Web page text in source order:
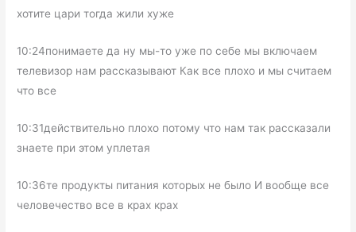
хотите цари тогда жили хуже
10:24понимаете да ну мы-то уже по себе мы включаем
телевизор нам рассказывают Как все плохо и мы считаем
что все
10:31действительно плохо потому что нам так рассказали
знаете при этом уплетая
10:36те продукты питания которых не было И вообще все
человечество все в крах крах